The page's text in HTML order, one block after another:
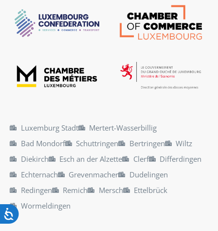
Luxemburg Stadt
Mertert-Wasserbillig
Bad Mondorf
Schuttringen Bertringen
Wiltz
Diekirch
Esch an der Alzette Clerf
Differdingen
Echternach
Grevenmacher
Dudelingen
Redingen
Remich Mersch
Ettelbrück
Wormeldingen